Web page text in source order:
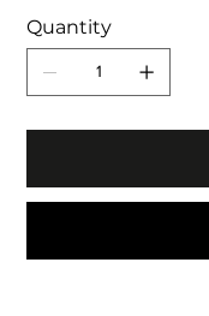
Quantity